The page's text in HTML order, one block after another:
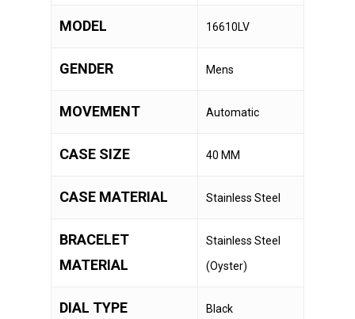
MODEL 16610LV
GENDER Mens
MOVEMENT Automatic
CASE SIZE 40 MM
CASE MATERIAL Stainless Steel
BRACELET
MATERIAL
Stainless Steel
(Oyster)
DIAL TYPE Black